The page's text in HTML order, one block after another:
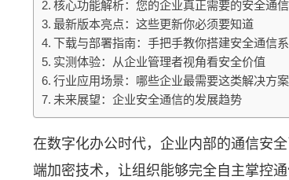
核心功能解析：您的企业真正需要的安全通信
最新版本亮点：这些更新你必须要知道
下载与部署指南：手把手教你搭建安全通信
实测体验：从企业管理者视角看安全价值
行业应用场景：哪些企业最需要这类解决方案
未来展望：企业安全通信的发展趋势
在数字化办公时代，企业内部的通信安
端加密技术，让组织能够完全自主掌控